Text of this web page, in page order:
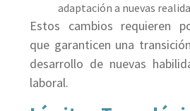
adaptación a nuevas
Estos cambios requieren
que garanticen una
desarrollo de nuevas
laboral.